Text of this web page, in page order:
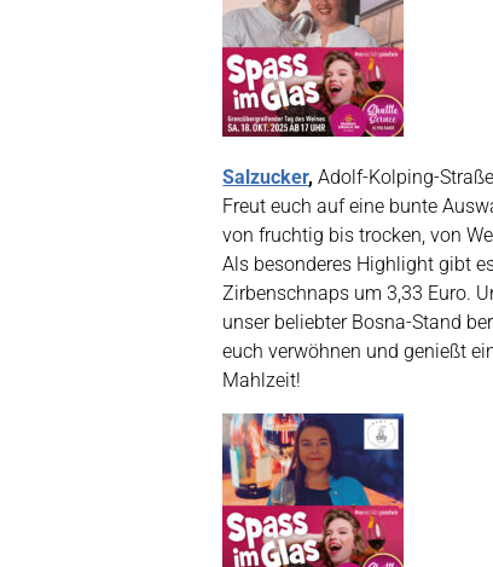
Salzucker, Adolf-Kolping-
Freut euch auf eine bunte
von fruchtig bis trocken, von
Als besonderes Highlight gibt
Zirbenschnaps um 3,33 Euro.
unser beliebter Bosna-Stand
euch verwöhnen und genießt
Mahlzeit!